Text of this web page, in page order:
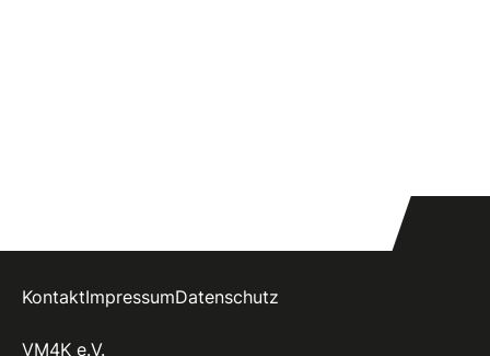
KontaktImpressumDatenschutz
VM4K e.V.